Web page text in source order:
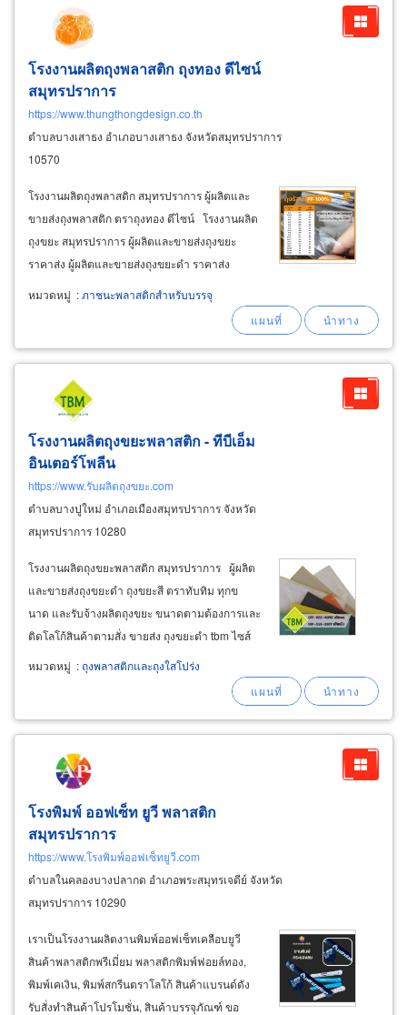
โรงงานผลิตถุงพลาสติก ถุงทอง ดีไซน์
สมุทรปราการ
https://www.thungthongdesign.co.th
ตำบลบางเสาธง อำเภอบางเสาธง จังหวัดสมุทรปราการ
10570
โรงงานผลิตถุงพลาสติก สมุทรปราการ ผู้ผลิตและ
ขายส่งถุงพลาสติก ตราถุงทอง ดีไซน์ โรงงานผลิต
ถุงขยะ สมุทรปราการ ผู้ผลิตและขายส่งถุงขยะ
ราคาส่ง ผู้ผลิตและขายส่งถุงขยะดำ ราคาส่ง
ถุงดำใส่ขยะเปียก ใส่ขยะแห้ง ขนาด 18"x20",
หมวดหมู่ :ภาชนะพลาสติกสำหรับบรรจุ
โรงงานผลิตถุงขยะพลาสติก - ทีบีเอ็ม
อินเตอร์โพลีน
https://www.รับผลิตถุงขยะ.com
ตำบลบางปูใหม่ อำเภอเมืองสมุทรปราการ จังหวัด
สมุทรปราการ 10280
โรงงานผลิตถุงขยะพลาสติก สมุทรปราการ ผู้ผลิต
และขายส่งถุงขยะดำ ถุงขยะสี ตราทับทิม ทุกข
นาด และรับจ้างผลิตถุงขยะ ขนาดตามต้องการและ
ติดโลโก้สินค้าตามสั่ง ขายส่ง ถุงขยะดำ tbm ไซส์
เล็ก-ไซส์กลาง-ไซส์ใหญ่ สำหรับใส่ขยะเปียกขยะ
แห้งทั่วไป ถุงขยะสำหรับงานแม่บ้านโรงแรม แม่
หมวดหมู่ : ถุงพลาสติกและถุงใสโปร่ง
โรงพิมพ์ ออฟเซ็ท ยูวี พลาสติก
สมุทรปราการ
https://www.โรงพิมพ์ออฟเซ็ทยูวี.com
ตำบลในคลองบางปลากด อำเภอพระสมุทรเจดีย์ จังหวัด
สมุทรปราการ 10290
เราเป็นโรงงานผลิตงานพิมพ์ออฟเซ็ทเคลือบยูวี
สินค้าพลาสติกพรีเมี่ยม พลาสติกพิมพ์ฟอยล์ทอง,
พิมพ์เคเงิน, พิมพ์สกรีนตราโลโก้ สินค้าแบรนด์ดัง
รับสั่งทำสินค้าโปรโมชั่น, สินค้าบรรจุภัณฑ์ ขอ